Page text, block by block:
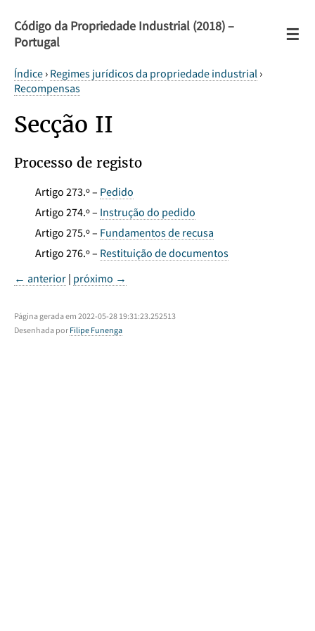
Código da Propriedade Industrial (2018) –
Portugal
☰
Índice › Regimes jurídicos da propriedade industrial ›
Recompensas
Secção II
Processo de registo
Artigo 273.º – Pedido
Artigo 274.º – Instrução do pedido
Artigo 275.º – Fundamentos de recusa
Artigo 276.º – Restituição de documentos
← anterior | próximo →
Página gerada em 2022-05-28 19:31:23.252513
Desenhada por Filipe Funenga